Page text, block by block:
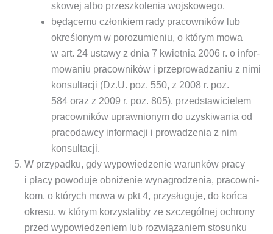
sko­wej albo prze­szko­le­nia wojskowego,
będą­ce­mu człon­kiem rady pra­cow­ni­ków lub
okre­ślo­nym w poro­zu­mie­niu, o któ­rym mowa
w art. 24 usta­wy z dnia 7 kwiet­nia 2006 r. o infor­
mo­wa­niu pra­cow­ni­ków i prze­pro­wa­dza­niu z nimi
kon­sul­ta­cji (Dz.U. poz. 550, z 2008 r. poz.
584 oraz z 2009 r. poz. 805), przed­sta­wi­cie­lem
pra­cow­ni­ków upraw­nio­nym do uzy­ski­wa­nia od
pra­co­daw­cy infor­ma­cji i pro­wa­dze­nia z nim
konsultacji.
W przy­pad­ku, gdy wypo­wie­dze­nie warun­ków pra­cy
i pła­cy powo­du­je obni­że­nie wyna­gro­dze­nia, pra­cow­ni­
kom, o któ­rych mowa w pkt 4, przy­słu­gu­je, do koń­ca
okre­su, w któ­rym korzy­sta­li­by ze szcze­gól­nej ochro­ny
przed wypo­wie­dze­niem lub roz­wią­za­niem sto­sun­ku